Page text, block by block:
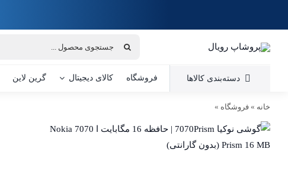
دسته‌بندی کالاها فروشگاه کالای دیجیتال گرین لاین
خانه » فروشگاه »